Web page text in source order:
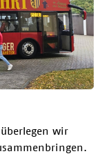
wir